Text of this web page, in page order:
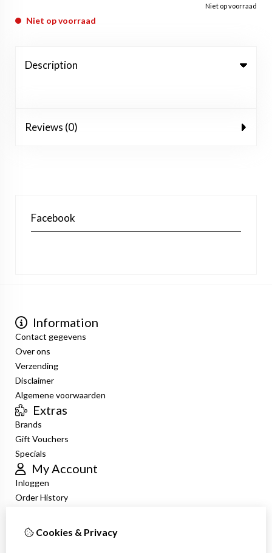
Niet op voorraad
Niet op voorraad
Description
Reviews (0)
Facebook
Information
Contact gegevens
Over ons
Verzending
Disclaimer
Algemene voorwaarden
Extras
Brands
Gift Vouchers
Specials
My Account
Inloggen
Order History
Newsletter
Customer Service
Cookies & Privacy